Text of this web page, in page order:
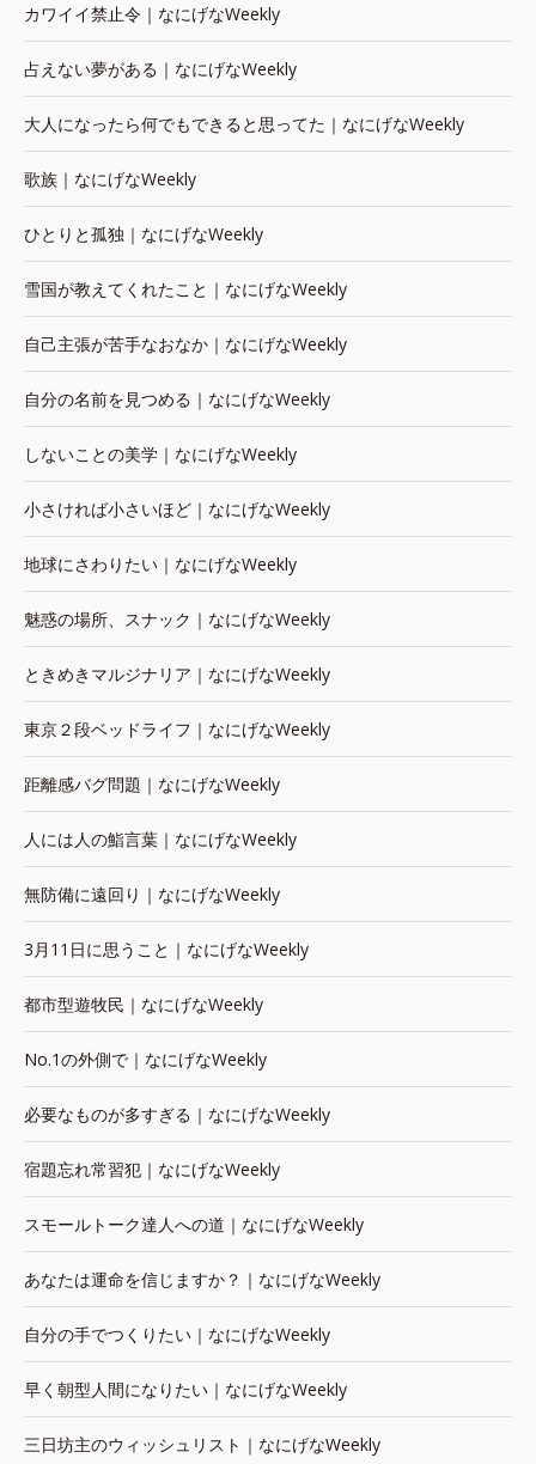
カワイイ禁止令｜なにげなWeekly
占えない夢がある｜なにげなWeekly
大人になったら何でもできると思ってた｜なにげなWeekly
歌族｜なにげなWeekly
ひとりと孤独｜なにげなWeekly
雪国が教えてくれたこと｜なにげなWeekly
自己主張が苦手なおなか｜なにげなWeekly
自分の名前を見つめる｜なにげなWeekly
しないことの美学｜なにげなWeekly
小さければ小さいほど｜なにげなWeekly
地球にさわりたい｜なにげなWeekly
魅惑の場所、スナック｜なにげなWeekly
ときめきマルジナリア｜なにげなWeekly
東京２段ベッドライフ｜なにげなWeekly
距離感バグ問題｜なにげなWeekly
人には人の鮨言葉｜なにげなWeekly
無防備に遠回り｜なにげなWeekly
3月11日に思うこと｜なにげなWeekly
都市型遊牧民｜なにげなWeekly
No.1の外側で｜なにげなWeekly
必要なものが多すぎる｜なにげなWeekly
宿題忘れ常習犯｜なにげなWeekly
スモールトーク達人への道｜なにげなWeekly
あなたは運命を信じますか？｜なにげなWeekly
自分の手でつくりたい｜なにげなWeekly
早く朝型人間になりたい｜なにげなWeekly
三日坊主のウィッシュリスト｜なにげなWeekly